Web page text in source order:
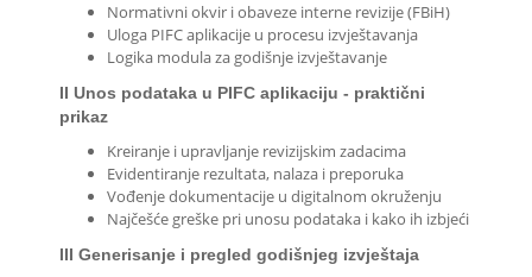
Normativni okvir i obaveze interne revizije (FBiH)
Uloga PIFC aplikacije u procesu izvještavanja
Logika modula za godišnje izvještavanje
II Unos podataka u PIFC aplikaciju - praktični
prikaz
Kreiranje i upravljanje revizijskim zadacima
Evidentiranje rezultata, nalaza i preporuka
Vođenje dokumentacije u digitalnom okruženju
Najčešće greške pri unosu podataka i kako ih izbjeći
III Generisanje i pregled godišnjeg izvještaja